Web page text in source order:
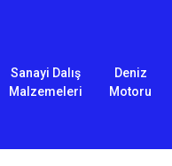
Sanayi Dalış
Malzemeleri
Deniz
Motoru